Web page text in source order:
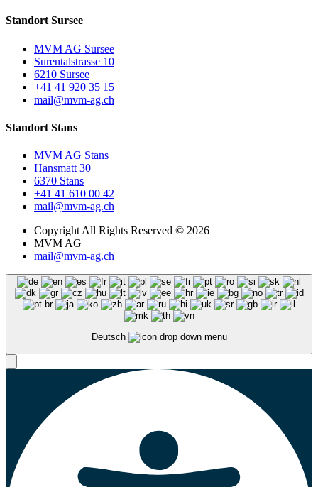
Standort Sursee
MVM AG Sursee
Surentalstrasse 10
6210 Sursee
+41 41 920 35 15
mail@mvm-ag.ch
Standort Stans
MVM AG Stans
Hansmatt 30
6370 Stans
+41 41 610 00 42
mail@mvm-ag.ch
Copyright All Rights Reserved © 2026
MVM AG
mail@mvm-ag.ch
Deutsch